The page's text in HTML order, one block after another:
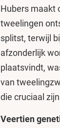
Hubers maakt
tweelingen
splitst, terwijl
afzonderlijk
plaatsvindt,
van
die cruciaal
Veertien